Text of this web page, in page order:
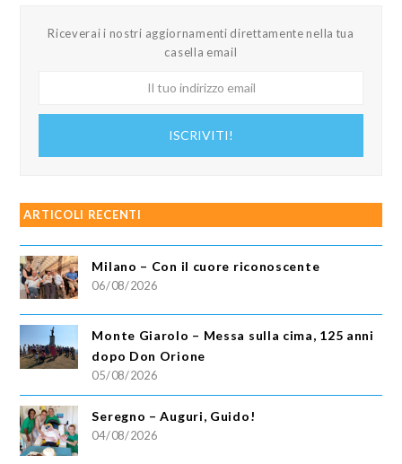
Riceverai i nostri aggiornamenti direttamente nella tua
casella email
ISCRIVITI!
ARTICOLI RECENTI
Milano – Con il cuore riconoscente
06/08/2026
Monte Giarolo – Messa sulla cima, 125 anni
dopo Don Orione
05/08/2026
Seregno – Auguri, Guido!
04/08/2026